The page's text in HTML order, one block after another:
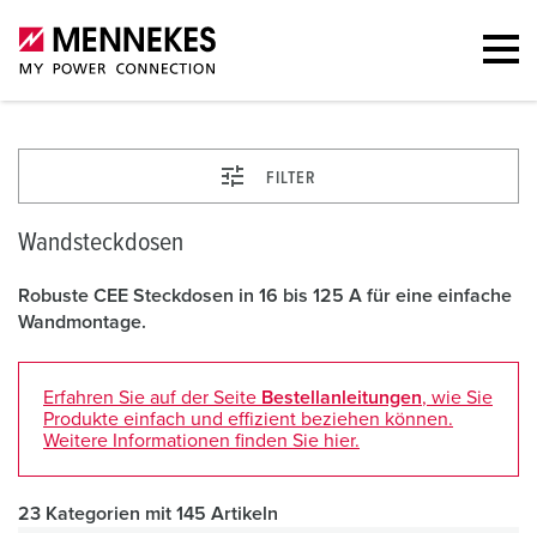
FILTER
Wandsteckdosen
Robuste CEE Steckdosen in 16 bis 125 A für eine einfache
Wandmontage.
Erfahren Sie auf der Seite Bestellanleitungen, wie Sie
Produkte einfach und effizient beziehen können.
Weitere Informationen finden Sie hier.
23 Kategorien mit 145 Artikeln